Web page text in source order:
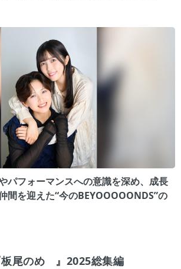
パフォーマンスへの意識を深め、成長
を迎えた“今のBEYOOOOONDS”の
板尾のめ゙』2025総集編